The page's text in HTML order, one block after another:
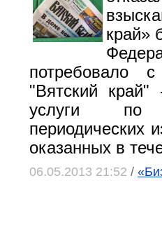
край»
потребовало
"Вятский
услуги по
периодических
оказанных в
06.05.2013 21:52 /